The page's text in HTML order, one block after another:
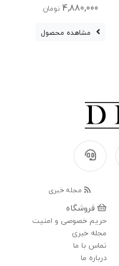
4,880,000 تومان
مشاهده محصول
مجله خبری
فروشگاه
حریم خصوصی و امنیت
مجله خبری
تماس با ما
درباره ما